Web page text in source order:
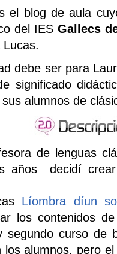
el blog de aula
del IESGallecs
debe ser para
significado
alumnos de
de lenguas
años decidí
Líombra díun
los contenidos
segundo curso de
los alumnos, pero